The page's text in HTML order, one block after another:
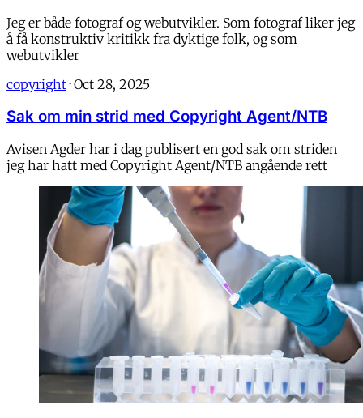
Jeg er både fotograf og webutvikler. Som fotograf liker jeg
å få konstruktiv kritikk fra dyktige folk, og som
webutvikler
copyright · Oct 28, 2025
Sak om min strid med Copyright Agent/NTB
Avisen Agder har i dag publisert en god sak om striden
jeg har hatt med Copyright Agent/NTB angående rett